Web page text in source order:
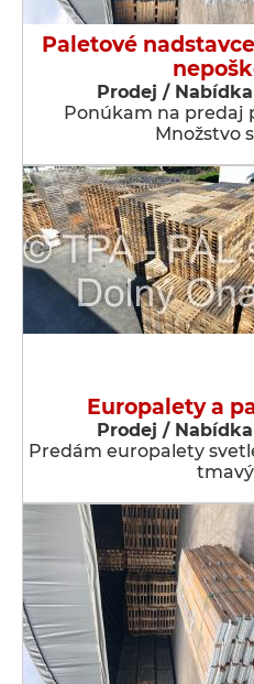
Paletové
Prodej /
Ponúkam na predaj
Množstvo
Europalety a
Prodej /
Predám europalety